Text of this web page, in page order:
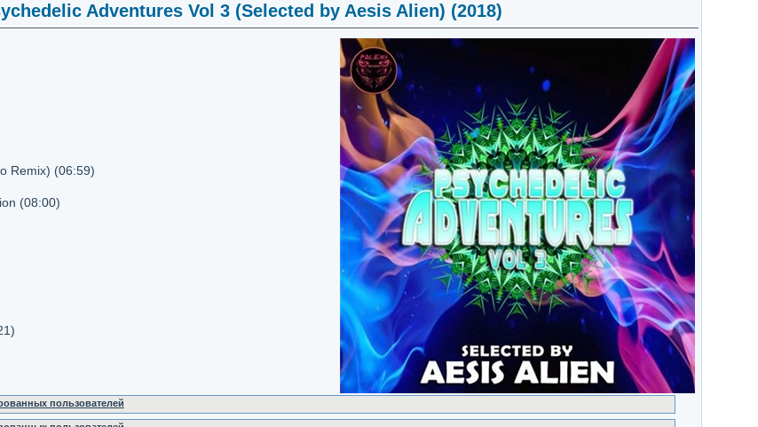
Adventures Vol 3 (Selected by Aesis Alien) (2018)
Remix) (06:59)
(08:00)
пользователей